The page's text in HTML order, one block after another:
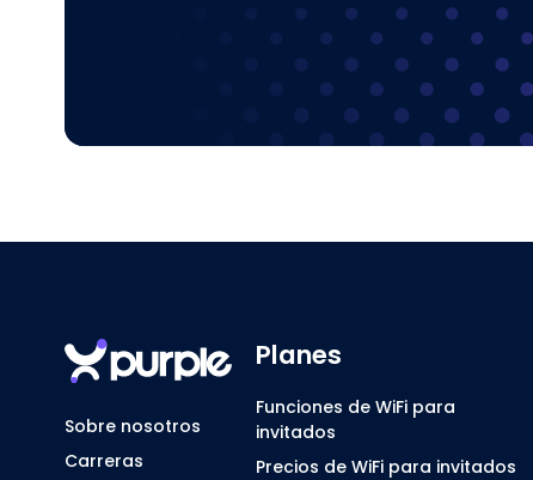
Sobre nosotros
Carreras
Planes
Funciones de WiFi para
invitados
Precios de WiFi para invitados